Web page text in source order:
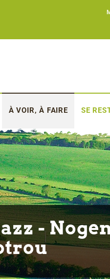
À VOIR, À FAIRE SE
-